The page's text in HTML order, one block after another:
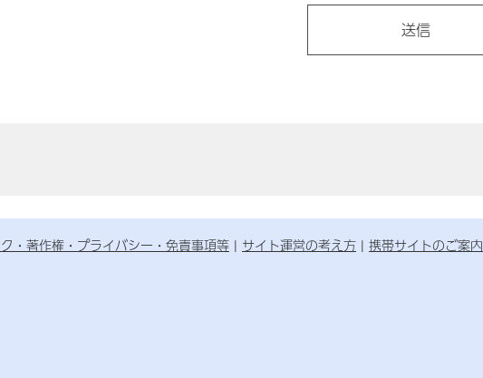
・著作権・プライバシー・免責事項等 サイト運営の考え方 携帯サイトのご案内